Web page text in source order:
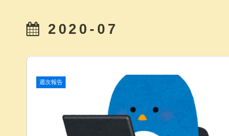
2020-07
週次報告